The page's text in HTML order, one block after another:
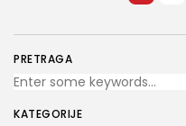
PRETRAGA
KATEGORIJE